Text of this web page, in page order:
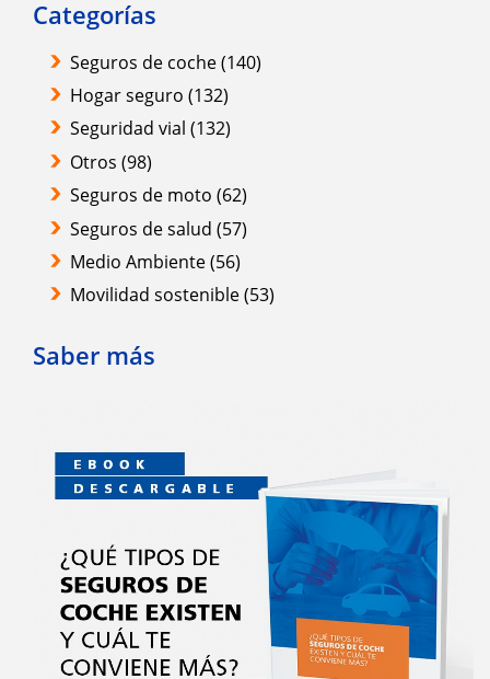
Categorías
Seguros de coche(140)
Hogar seguro (132)
Seguridad vial (132)
Otros (98)
Seguros de moto (62)
Seguros de salud (57)
Medio Ambiente(56)
Movilidad sostenible(53)
Saber más